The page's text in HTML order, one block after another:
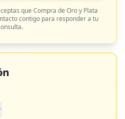
que Compra de Oro y Plata
contigo para responder a tu